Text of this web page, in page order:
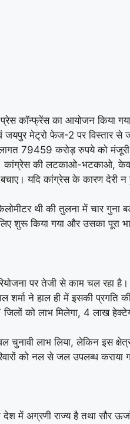
प्रेस कॉन्फ्रेंस का आयोजन किया
जयपुर मेट्रो फेज-2 पर विस्तार से
79459 करोड़ रुपये को
कांग्रेस की लटकाओ-भटकाओ,
यदि कांग्रेस के कारण देरी
थी की तुलना में चार गुना
किया गया और उसका पूरा
पर तेजी से काम चल रहा
ने हाल ही में इसकी प्रगति की
को लाभ मिलेगा, 4 लाख
लाभ लिया, लेकिन इस क्षेत्र
को नल से जल उपलब्ध
में अग्रणी राज्य है तथा सौर